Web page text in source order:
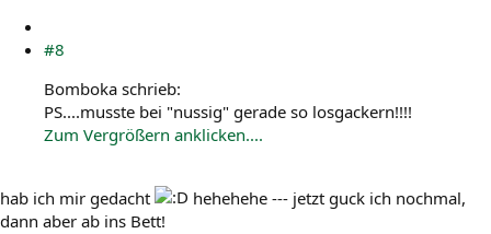
#8
Bomboka schrieb:
PS....musste bei "nussig" gerade so losgackern!!!!
Zum Vergrößern anklicken....
hab ich mir gedacht
hehehehe --- jetzt guck ich nochmal,
dann aber ab ins Bett!